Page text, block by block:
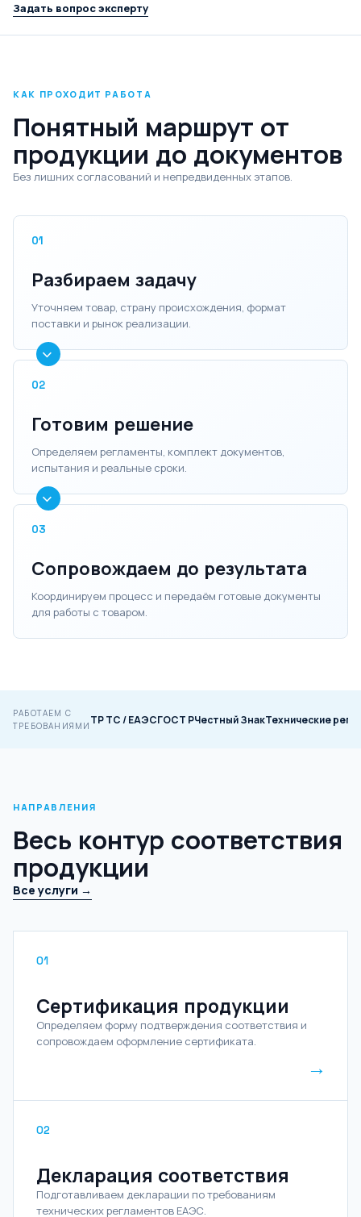
Задать вопрос эксперту
КАК ПРОХОДИТ РАБОТА
Понятный маршрут от
продукции до документов
Без лишних согласований и непредвиденных этапов.
01
Разбираем задачу
Уточняем товар, страну происхождения, формат
поставки и рынок реализации.
02
Готовим решение
Определяем регламенты, комплект документов,
испытания и реальные сроки.
03
Сопровождаем до результата
Координируем процесс и передаём готовые документы
для работы с товаром.
РАБОТАЕМ С
ТРЕБОВАНИЯМИ ТР ТС / ЕАЭСГОСТ РЧестный ЗнакТехнические
НАПРАВЛЕНИЯ
Весь контур соответствия
продукции
Все услуги →
01
Сертификация продукции
Определяем форму подтверждения соответствия и
сопровождаем оформление сертификата.
→
02
Декларация соответствия
Подготавливаем декларации по требованиям
технических регламентов ЕАЭС.